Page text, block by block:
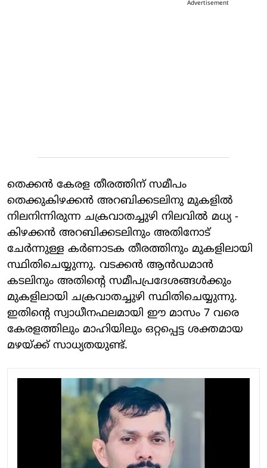
Advertisement
തെക്കന്‍ കേരള തീരത്തിന് സമീപം
തെക്കുകിഴക്കന്‍ അറബിക്കടലിനു മുകളില്‍
നിലനിന്നിരുന്ന ചക്രവാതച്ചുഴി നിലവില്‍ മധ്യ -
കിഴക്കന്‍ അറബിക്കടലിനും അതിനോട്
ചേര്‍ന്നുള്ള കര്‍ണാടക തീരത്തിനും മുകളിലായി
സ്ഥിതിചെയ്യുന്നു. വടക്കന്‍ ആന്‍ഡമാന്‍
കടലിനും അതിന്റെ സമീപപ്രദേശങ്ങള്‍ക്കും
മുകളിലായി ചക്രവാതച്ചുഴി സ്ഥിതിചെയ്യുന്നു.
ഇതിന്റെ സ്വാധീനഫലമായി ഈ മാസം 7 വരെ
കേരളത്തിലും മാഹിയിലും ഒറ്റപ്പെട്ട ശക്തമായ
മഴയ്ക്ക് സാധ്യതയുണ്ട്.